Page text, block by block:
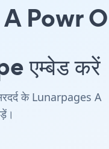
A Powr
एम्बेड करें
के Lunarpages A